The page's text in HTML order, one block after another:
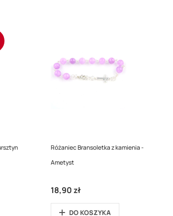
Różaniec Bransoletka z kamienia -
Ametyst
18,90 zł
DO KOSZYKA